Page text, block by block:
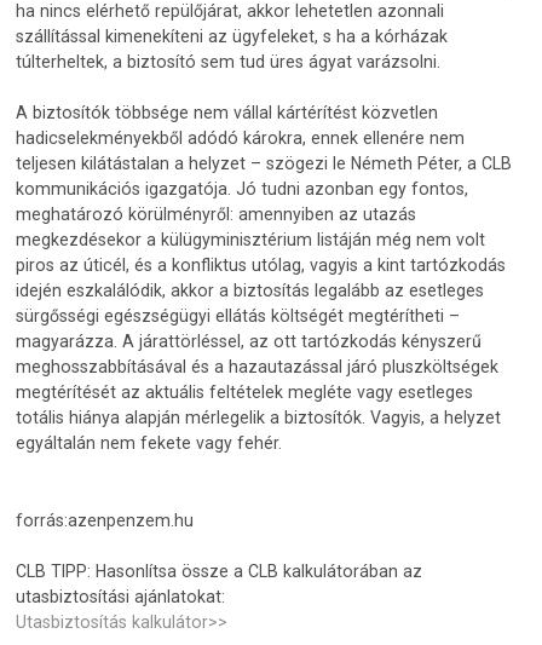
ha nincs elérhető repülőjárat, akkor lehetetlen azonnali
szállítással kimenekíteni az ügyfeleket, s ha a kórházak
túlterheltek, a biztosító sem tud üres ágyat varázsolni.
A biztosítók többsége nem vállal kártérítést közvetlen
hadicselekményekből adódó károkra, ennek ellenére nem
teljesen kilátástalan a helyzet – szögezi le Németh Péter, a CLB
kommunikációs igazgatója. Jó tudni azonban egy fontos,
meghatározó körülményről: amennyiben az utazás
megkezdésekor a külügyminisztérium listáján még nem volt
piros az úticél, és a konfliktus utólag, vagyis a kint tartózkodás
idején eszkalálódik, akkor a biztosítás legalább az esetleges
sürgősségi egészségügyi ellátás költségét megtérítheti –
magyarázza. A járattörléssel, az ott tartózkodás kényszerű
meghosszabbításával és a hazautazással járó pluszköltségek
megtérítését az aktuális feltételek megléte vagy esetleges
totális hiánya alapján mérlegelik a biztosítók. Vagyis, a helyzet
egyáltalán nem fekete vagy fehér.
forrás:azenpenzem.hu
CLB TIPP: Hasonlítsa össze a CLB kalkulátorában az
utasbiztosítási ajánlatokat:
Utasbiztosítás kalkulátor>>